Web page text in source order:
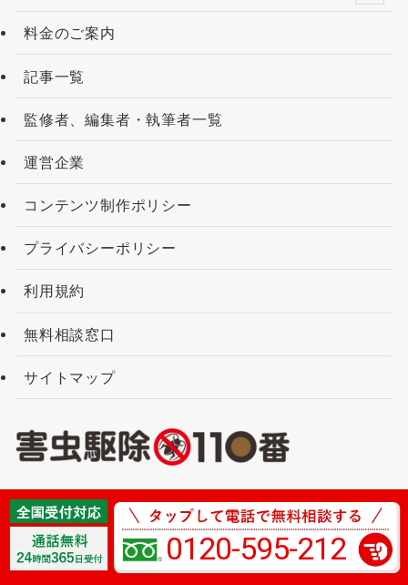
0120-595-212
料金のご案内
記事一覧
監修者、編集者・執筆者一覧
運営企業
コンテンツ制作ポリシー
プライバシーポリシー
利用規約
無料相談窓口
サイトマップ
プライバシーポリシー 利用規約 運営企業
©害虫駆除110番